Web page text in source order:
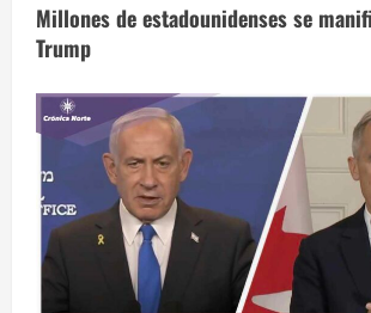
Millones de estadounidenses se
Trump